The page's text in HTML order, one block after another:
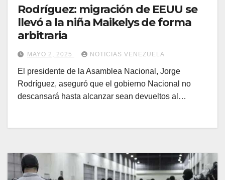
Rodríguez: migración de EEUU se
llevó a la niña Maikelys de forma
arbitraria
MAYO 2, 2025 NOTICIAS VENEZUELA
El presidente de la Asamblea Nacional, Jorge
Rodríguez, aseguró que el gobierno Nacional no
descansará hasta alcanzar sean devueltos al…